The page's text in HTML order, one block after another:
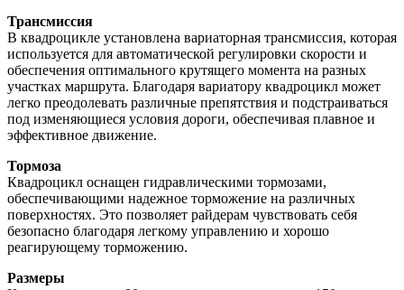
Трансмиссия
В квадроцикле установлена вариаторная трансмиссия, которая
используется для автоматической регулировки скорости и
обеспечения оптимального крутящего момента на разных
участках маршрута. Благодаря вариатору квадроцикл может
легко преодолевать различные препятствия и подстраиваться
под изменяющиеся условия дороги, обеспечивая плавное и
эффективное движение.
Тормоза
Квадроцикл оснащен гидравлическими тормозами,
обеспечивающими надежное торможение на различных
поверхностях. Это позволяет райдерам чувствовать себя
безопасно благодаря легкому управлению и хорошо
реагирующему торможению.
Размеры